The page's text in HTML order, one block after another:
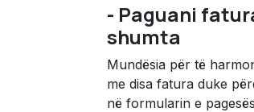
- Paguani
shumta
Mundësia për të
me disa fatura duke
në formularin e